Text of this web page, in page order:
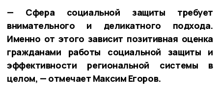
— Сфера социальной защиты требует
внимательного и деликатного подхода.
Именно от этого зависит позитивная оценка
гражданами работы социальной защиты и
эффективности региональной системы в
целом, — отмечает Максим Егоров.